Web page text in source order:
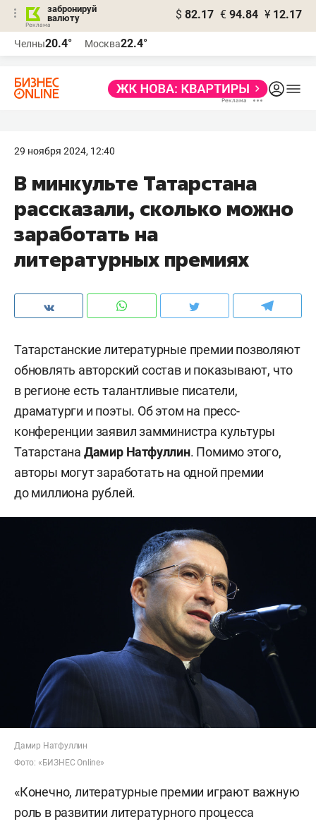
забронируй
валюту
$ 82.17 € 94.84 ¥ 12.17
Челны20.4° Москва22.4°
29 ноября 2024, 12:40
В минкульте Татарстана
рассказали, сколько можно
заработать на
литературных премиях
Татарстанские литературные премии позволяют
обновлять авторский состав и показывают, что
в регионе есть талантливые писатели,
драматурги и поэты. Об этом на пресс-
конференции заявил замминистра культуры
Татарстана Дамир Натфуллин. Помимо этого,
авторы могут заработать на одной премии
до миллиона рублей.
Дамир Натфуллин
Фото: «БИЗНЕС Online»
«Конечно, литературные премии играют важную
роль в развитии литературного процесса